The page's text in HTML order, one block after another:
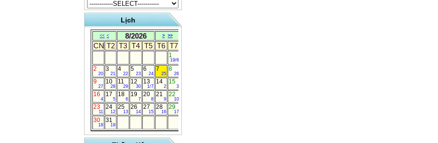
Lịch
<< < 8/2026 > >>
CN T2 T3 T4 T5 T6 T7
1
19/6
2
20
3
21
4
22
5
23
6
24
7
25
8
26
9
27
10
28
11
29
12
30
13
1/7
14
2
15
3
16
4
17
5
18
6
19
7
20
8
21
9
22
10
23
11
24
12
25
13
26
14
27
15
28
16
29
17
30
18
31
19